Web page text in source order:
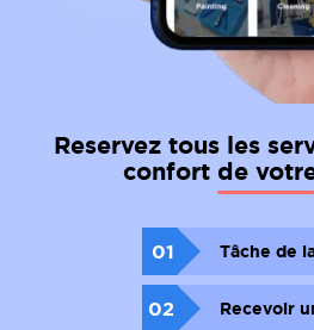
Reservez tous les
confort de
01 Tâche de
02 Recevoir